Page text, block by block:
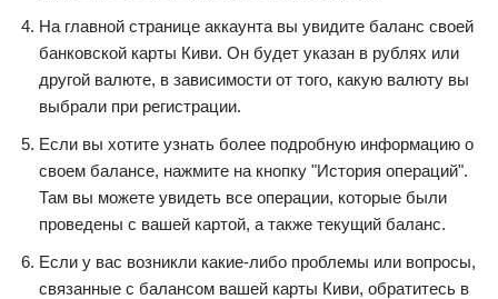
На главной странице аккаунта вы увидите баланс своей
банковской карты Киви. Он будет указан в рублях или
другой валюте, в зависимости от того, какую валюту вы
выбрали при регистрации.
Если вы хотите узнать более подробную информацию о
своем балансе, нажмите на кнопку "История операций".
Там вы можете увидеть все операции, которые были
проведены с вашей картой, а также текущий баланс.
Если у вас возникли какие-либо проблемы или вопросы,
связанные с балансом вашей карты Киви, обратитесь в